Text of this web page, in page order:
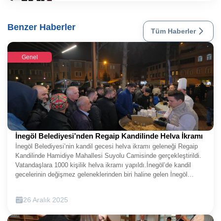
Benzer Haberler Tüm Haberler
Genel
İnegöl Belediyesi’nden Regaip Kandilinde Helva İkramı
İnegöl Belediyesi’nin kandil gecesi helva ikramı geleneği Regaip
Kandilinde Hamidiye Mahallesi Suyolu Camisinde gerçekleştirildi.
Vatandaşlara 1000 kişilik helva ikramı yapıldı.İnegöl’de kandil
gecelerinin değişmez geleneklerinden biri haline gelen İnegöl
Belediyesi, üç ayların müjdecisi olan Regaip Kandilinde Suyolu
26 Aralık 2025